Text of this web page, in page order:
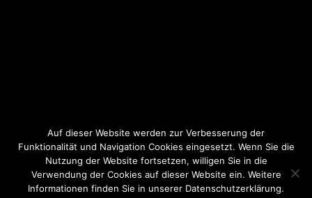
Instagram Facebook
Datenschutz
Impressum
Auf dieser Website werden zur Verbesserung der
Funktionalität und Navigation Cookies eingesetzt. Wenn Sie die
Nutzung der Website fortsetzen, willigen Sie in die
Verwendung der Cookies auf dieser Website ein. Weitere
Informationen finden Sie in unserer Datenschutzerklärung.